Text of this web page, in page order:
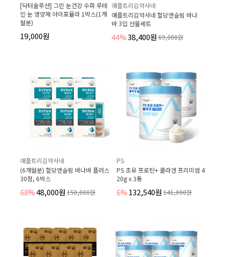
[닥터솔루션] 그린 눈건강 수퍼 루테
인 눈 영양제 아이포뮬라 1박스(1개
월분)
19,000원
애플트리김약사네
애플트리김약사네 혈당앤슬림 바나
바 3입 선물세트
44%38,400원 69,000원
애플트리김약사네
(6개월분) 혈당앤슬림 바나바 플러스
30정, 6박스
68%48,000원 150,000원
PS
PS 초유 프로틴+ 콜라겐 프리미엄 4
20g x 3통
6%132,540원 141,000원